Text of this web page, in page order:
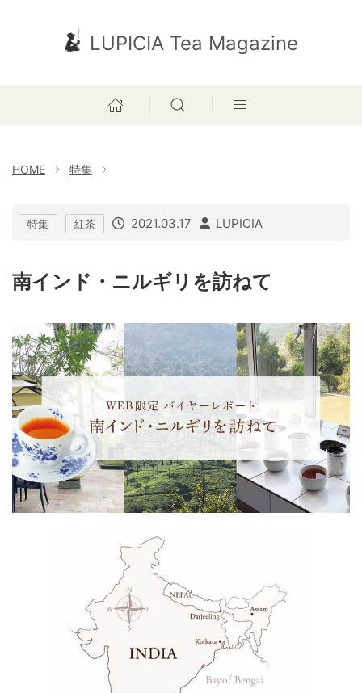
LUPICIA Tea Magazine
HOME 特集
特集 紅茶 2021.03.17 LUPICIA
南インド・ニルギリを訪ねて